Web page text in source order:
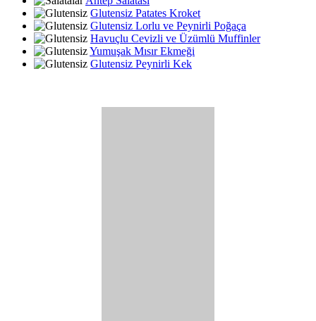
Glutensiz Patates Kroket
Glutensiz Lorlu ve Peynirli Poğaça
Havuçlu Cevizli ve Üzümlü Muffinler
Yumuşak Mısır Ekmeği
Glutensiz Peynirli Kek